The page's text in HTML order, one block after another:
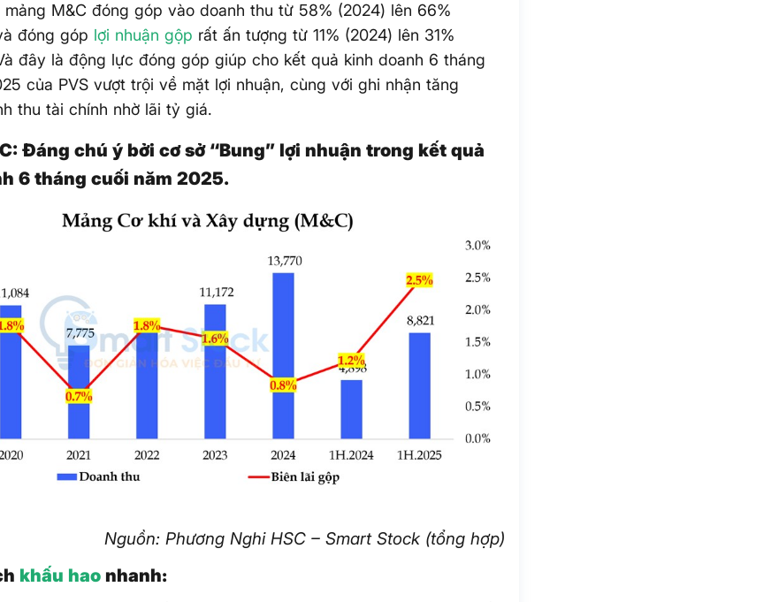
mảng M&C đóng góp vào doanh thu từ 58% (2024) lên 66%
đóng góp lợi nhuận gộp rất ấn tượng từ 11% (2024) lên 31%
đây là động lực đóng góp giúp cho kết quả kinh doanh 6 tháng
của PVS vượt trội về mặt lợi nhuận, cùng với ghi nhận tăng
thu tài chính nhờ lãi tỷ giá.
Đáng chú ý bởi cơ sở “Bung” lợi nhuận trong kết quả
6 tháng cuối năm 2025.
Nguồn: Phương Nghi HSC – Smart Stock (tổng hợp)
khấu hao nhanh: